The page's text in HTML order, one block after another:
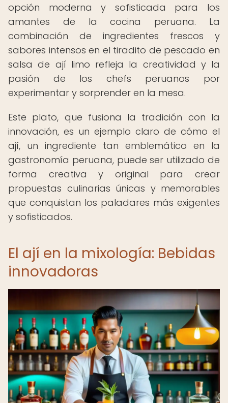
opción moderna y sofisticada para los
amantes de la cocina peruana. La
combinación de ingredientes frescos y
sabores intensos en el tiradito de pescado en
salsa de ají limo refleja la creatividad y la
pasión de los chefs peruanos por
experimentar y sorprender en la mesa.
Este plato, que fusiona la tradición con la
innovación, es un ejemplo claro de cómo el
ají, un ingrediente tan emblemático en la
gastronomía peruana, puede ser utilizado de
forma creativa y original para crear
propuestas culinarias únicas y memorables
que conquistan los paladares más exigentes
y sofisticados.
El ají en la mixología: Bebidas
innovadoras